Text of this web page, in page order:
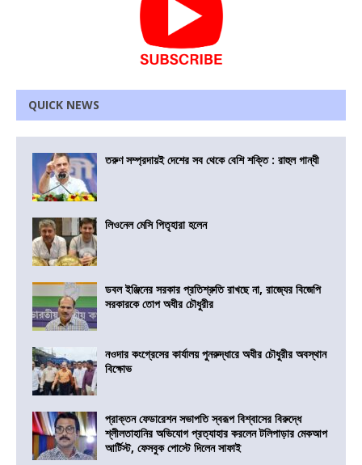
QUICK NEWS
তরুণ সম্প্রদায়ই দেশের সব থেকে বেশি শক্তি : রাহুল গান্ধী
লিওনেল মেসি পিতৃহারা হলেন
ডবল ইঞ্জিনের সরকার প্রতিশ্রুতি রাখছে না, রাজ্যের বিজেপি
সরকারকে তোপ অধীর চৌধুরীর
নওদার কংগ্রেসের কার্যালয় পুনরুদ্ধারে অধীর চৌধুরীর অবস্থান
বিক্ষোভ
প্রাক্তন ফেডারেশন সভাপতি স্বরূপ বিশ্বাসের বিরুদ্ধে
শ্লীলতাহানির অভিযোগ প্রত্যাহার করলেন টলিপাড়ার মেকআপ
আর্টিস্ট, ফেসবুক পোস্টে দিলেন সাফাই